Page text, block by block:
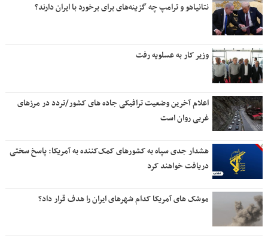
نتانیاهو و ترامپ چه گزینه‌های برای برخورد با ایران دارند؟
وزیر کار به عسلویه رفت
اعلام آخرین وضعیت ترافیکی جاده های کشور/تردد در مرزهای
غربی روان است
هشدار جدی سپاه به کشورهای کمک‌کننده به آمریکا: پاسخ سختی
دریافت خواهند کرد
موشک های آمریکا کدام شهرهای ایران را هدف قرار داد؟